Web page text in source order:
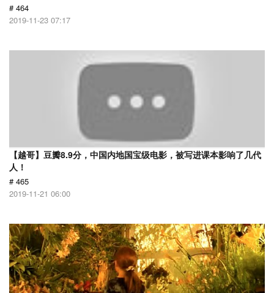
# 464
2019-11-23 07:17
【越哥】豆瓣8.9分，中国内地国宝级电影，被写进课本影响了几代
人！
# 465
2019-11-21 06:00